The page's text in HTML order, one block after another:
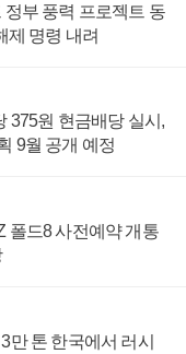
부 풍력 프로젝트 동
제 명령 내려
375원 현금배당 실시,
9월 공개 예정
폴드8 사전예약 개통
만 톤 한국에서 러시